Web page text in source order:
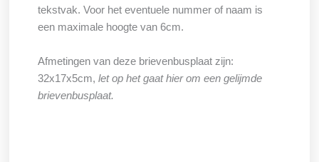
tekstvak. Voor het eventuele nummer of naam is
een maximale hoogte van 6cm.
Afmetingen van deze brievenbusplaat zijn:
32x17x5cm,let op het gaat hier om een gelijmde
brievenbusplaat.